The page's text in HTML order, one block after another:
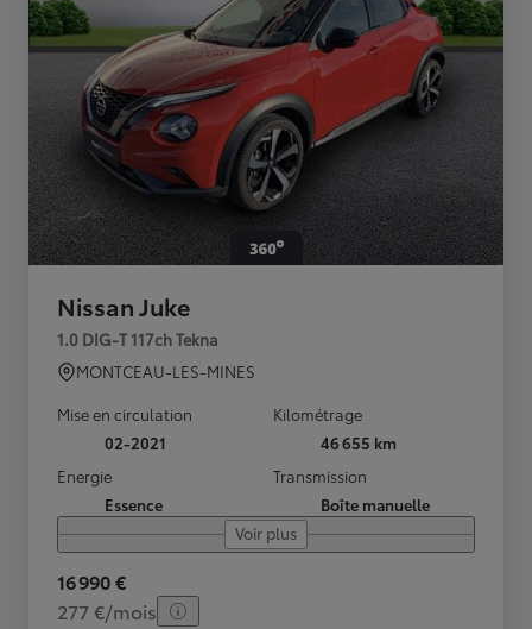
Nissan Juke
1.0 DIG-T 117ch Tekna
MONTCEAU-LES-MINES
Mise en circulation
02-2021
Kilométrage
46 655 km
Energie
Essence
Transmission
Boîte manuelle
Voir plus
16 990 €
277 €/mois